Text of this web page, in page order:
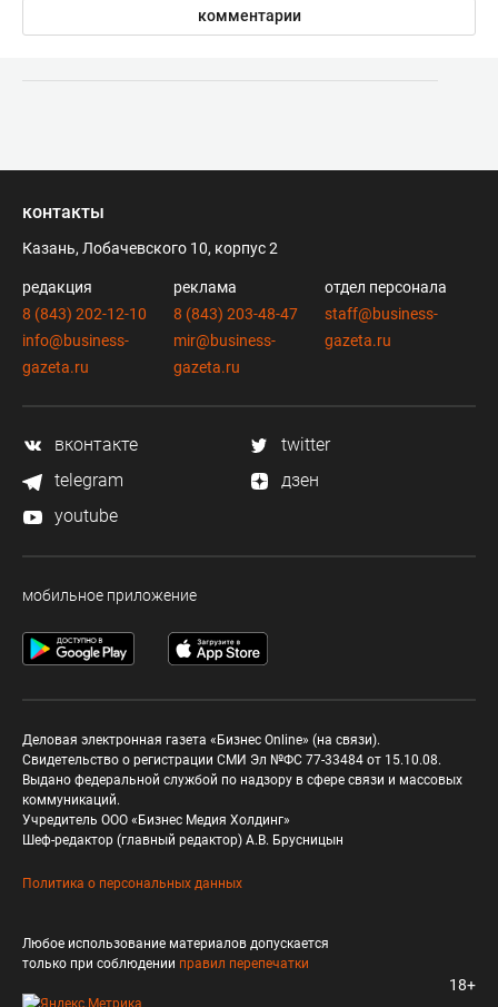
комментарии
контакты
Казань, Лобачевского 10, корпус 2
редакция
8 (843) 202-12-10
info@business-
gazeta.ru
реклама
8 (843) 203-48-47
mir@business-
gazeta.ru
отдел персонала
staff@business-
gazeta.ru
вконтакте
twitter
telegram
дзен
youtube
мобильное приложение
Деловая электронная газета «Бизнес Online» (на связи).
Свидетельство о регистрации СМИ Эл №ФС 77-33484 от 15.10.08.
Выдано федеральной службой по надзору в сфере связи и массовых
коммуникаций.
Учредитель ООО «Бизнес Медия Холдинг»
Шеф-редактор (главный редактор) А.В. Брусницын
Политика о персональных данных
Любое использование материалов допускается
только при соблюдении правил перепечатки
18+